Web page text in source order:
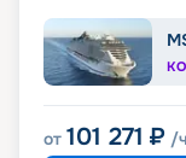
от 101 271 ₽ /